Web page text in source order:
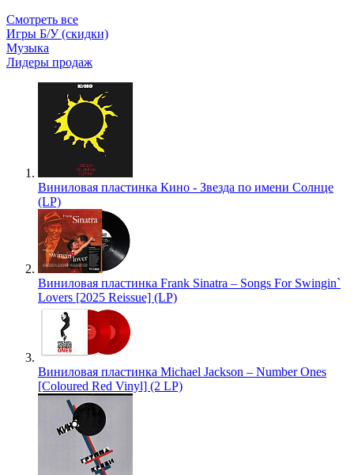
Смотреть все
Игры Б/У (скидки)
Музыка
Лидеры продаж
Виниловая пластинка Кино - Звезда по имени Солнце
(LP)
Виниловая пластинка Frank Sinatra – Songs For Swingin`
Lovers [2025 Reissue] (LP)
Виниловая пластинка Michael Jackson – Number Ones
[Coloured Red Vinyl] (2 LP)